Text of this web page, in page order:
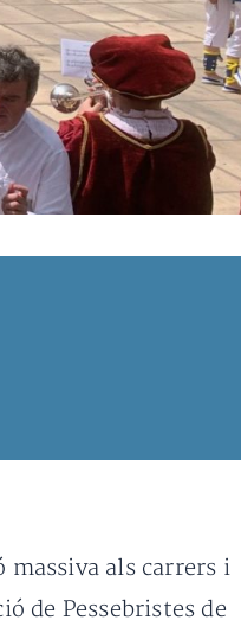
massiva als carrers i
de Pessebristes de